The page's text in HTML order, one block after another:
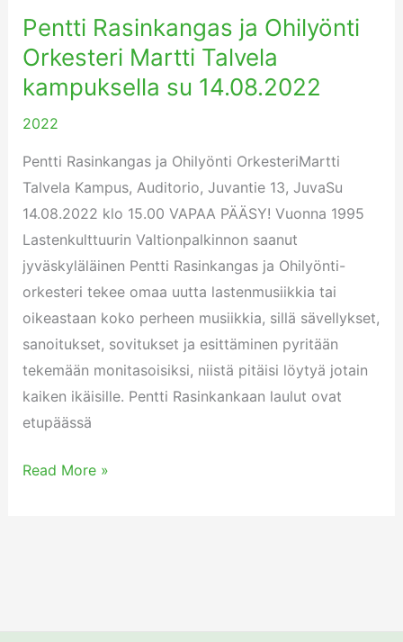
Pentti Rasinkangas ja Ohilyönti
Orkesteri Martti Talvela
kampuksella su 14.08.2022
2022
Pentti Rasinkangas ja Ohilyönti OrkesteriMartti
Talvela Kampus, Auditorio, Juvantie 13, JuvaSu
14.08.2022 klo 15.00 VAPAA PÄÄSY! Vuonna 1995
Lastenkulttuurin Valtionpalkinnon saanut
jyväskyläläinen Pentti Rasinkangas ja Ohilyönti-
orkesteri tekee omaa uutta lastenmusiikkia tai
oikeastaan koko perheen musiikkia, sillä sävellykset,
sanoitukset, sovitukset ja esittäminen pyritään
tekemään monitasoisiksi, niistä pitäisi löytyä jotain
kaiken ikäisille. Pentti Rasinkankaan laulut ovat
etupäässä
Pentti
Rasinkangas
ja
Ohilyönti
Orkesteri
Martti
Talvela
kampuksella
su
14.08.2022
Read More »